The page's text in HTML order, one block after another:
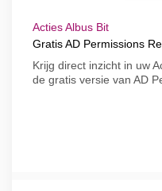
Acties Albus Bit
Gratis AD Permissions
Krijg direct inzicht in uw
de gratis versie van AD